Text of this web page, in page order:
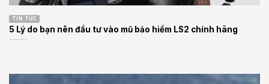
TIN TỨC
5 Lý do bạn nên đầu tư vào mũ bảo hiểm LS2 chính hãng